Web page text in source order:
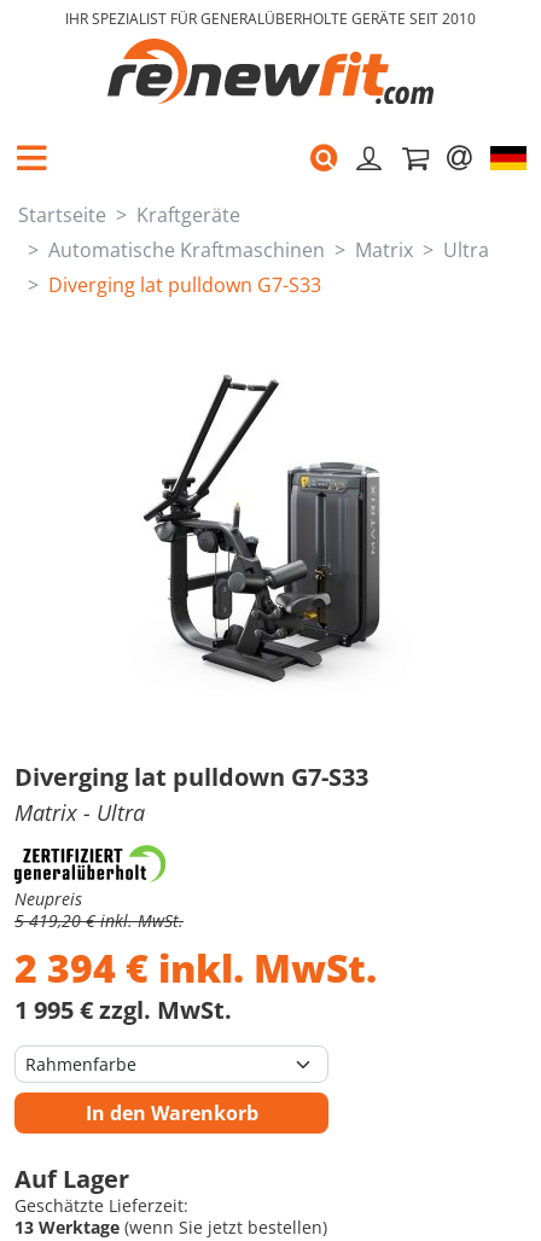
IHR SPEZIALIST FÜR GENERALÜBERHOLTE GERÄTE SEIT 2010
Startseite
Kraftgeräte
Automatische Kraftmaschinen
Matrix
Ultra
Diverging lat pulldown G7-S33
Diverging lat pulldown G7-S33
Matrix - Ultra
Neupreis
5 419,20 € inkl. MwSt.
2 394€ inkl. MwSt.
1 995 € zzgl. MwSt.
In den Warenkorb
Auf Lager
Geschätzte Lieferzeit:
13 Werktage (wenn Sie jetzt bestellen)